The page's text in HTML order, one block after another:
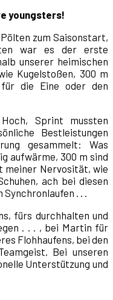
youngsters!
zum Saisonstart,
war es der erste
unserer heimischen
Kugelstoßen, 300 m
die Eine oder den
Sprint mussten
Bestleistungen
gesammelt: Was
aufwärme, 300 m sind
meiner Nervosität, wie
ach bei diesen
. . .
fürs durchhalten und
. . . , bei Martin für
Flohhaufens, bei den
Bei unseren
Unterstützung und